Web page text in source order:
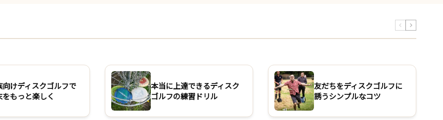
向けディスクゴルフで
をもっと楽しく
本当に上達できるディスク
ゴルフの練習ドリル
友だちをディスクゴルフに
誘うシンプルなコツ